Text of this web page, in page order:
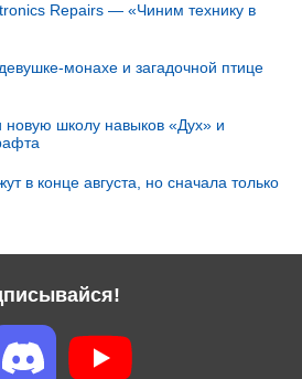
Repairs — «Чиним технику в
монахе и загадочной птице
школу навыков «Дух» и
в конце августа, но сначала только